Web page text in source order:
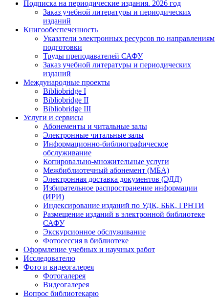
Подписка на периодические издания. 2026 год
Заказ учебной литературы и периодических
изданий
Книгообеспеченность
Указатели электронных ресурсов по направлениям
подготовки
Труды преподавателей САФУ
Заказ учебной литературы и периодических
изданий
Международные проекты
Bibliobridge I
Bibliobridge II
Bibliobridge III
Услуги и сервисы
Абонементы и читальные залы
Электронные читальные залы
Информационно-библиографическое
обслуживание
Копировально-множительные услуги
Межбиблиотечный абонемент (МБА)
Электронная доставка документов (ЭДД)
Избирательное распространение информации
(ИРИ)
Индексирование изданий по УДК, ББК, ГРНТИ
Размещение изданий в электронной библиотеке
САФУ
Экскурсионное обслуживание
Фотосессия в библиотеке
Оформление учебных и научных работ
Исследователю
Фото и видеогалерея
Фотогалерея
Видеогалерея
Вопрос библиотекарю